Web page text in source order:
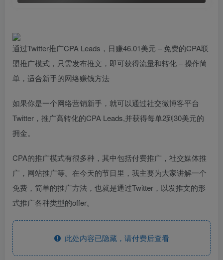
通过Twitter推广CPA Leads，日赚46.01美元 – 免费的CPA联
盟推广模式，只需发布推文，即可获得流量和转化 – 操作简
单，适合新手的网络赚钱方法
如果你是一个网络营销新手，就可以通过社交微博客平台
Twitter，推广高转化的CPA Leads,并获得每单2到30美元的
拥金。
CPA的推广模式有很多种，其中包括付费推广，社交媒体推
广，网站推广等。在今天的节目里，我主要为大家讲解一个
免费，简单的推广方法，也就是通过Twitter，以发推文的形
式推广各种类型的offer。
此处内容已隐藏，请付费后查看